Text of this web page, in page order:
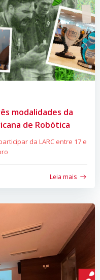
modalidades da
de Robótica
da LARC entre 17 e
Leia mais